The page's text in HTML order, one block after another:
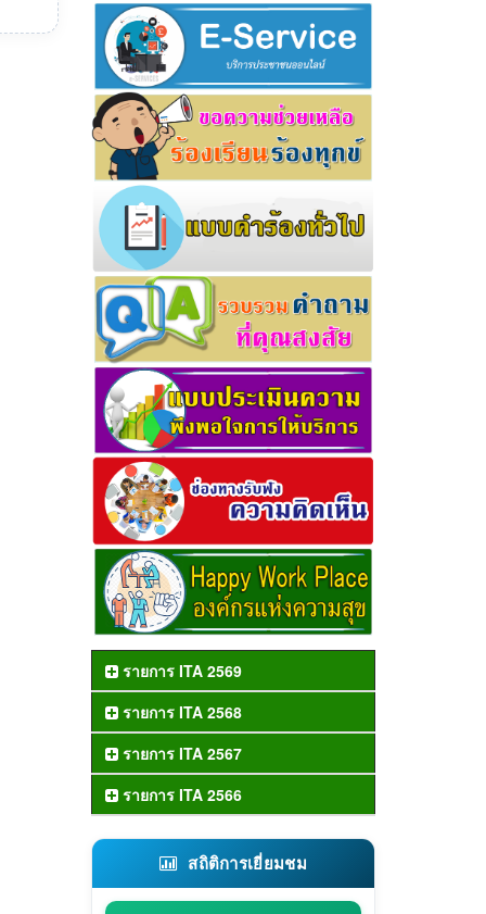
รายการ ITA 2569
รายการ ITA 2568
รายการ ITA 2567
รายการ ITA 2566
สถิติการเยี่ยมชม